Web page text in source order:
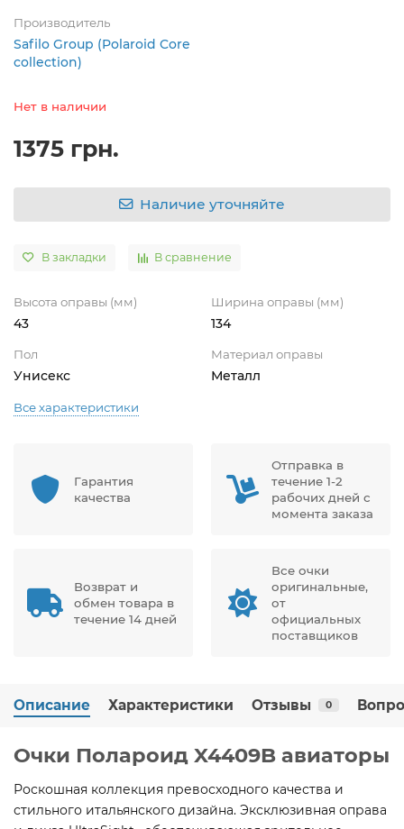
Производитель
Safilo Group (Polaroid Core
collection)
Нет в наличии
1375 грн.
Наличие уточняйте
В закладки В сравнение
Высота оправы (мм)
43
Ширина оправы (мм)
134
Пол
Унисекс
Материал оправы
Металл
Все характеристики
Гарантия
качества
Отправка в
течение 1-2
рабочих дней с
момента заказа
Возврат и
обмен товара в
течение 14 дней
Все очки
оригинальные,
от
официальных
поставщиков
Описание Характеристики Отзывы 0
Очки Полароид X4409B авиаторы
Роскошная коллекция превосходного качества и
стильного итальянского дизайна. Эксклюзивная оправа